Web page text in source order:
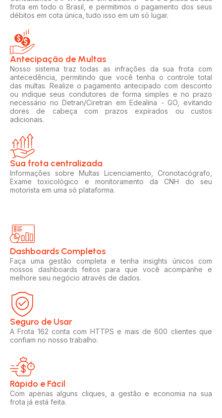
frota em todo o Brasil, e permitimos o pagamento dos seus
débitos em cota única, tudo isso em um só lugar.
Antecipação de Multas
Nosso sistema traz todas as infrações da sua frota com
antecedência, permitindo que você tenha o controle total
das multas. Realize o pagamento antecipado com desconto
ou indique seus condutores de forma simples e no prazo
necessário no Detran/Ciretran em Edealina - GO, evitando
dores de cabeça com prazos expirados ou custos
adicionais.
Sua frota centralizada​
Informações sobre Multas Licenciamento, Cronotacógrafo,
Exame toxicológico e monitoramento da CNH do seu
motorista em uma só plataforma.
Dashboards Completos​​
Faça uma gestão completa e tenha insights únicos com
nossos dashboards feitos para que você acompanhe e
melhore seu negócio através de dados.
Seguro de Usar​
A Frota 162 conta com HTTPS e mais de 600 clientes que
confiam no nosso trabalho.
Rápido e Fácil​
Com apenas alguns cliques, a gestão e economia na sua
frota já está feita.